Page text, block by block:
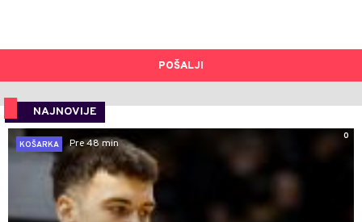
POŠALJI
NAJNOVIJE
0
KOŠARKA
Pre 48 min